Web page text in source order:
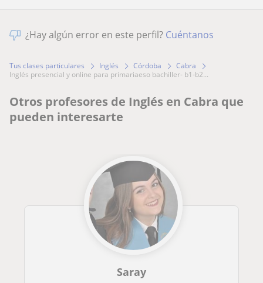
¿Hay algún error en este perfil? Cuéntanos
Tus clases particulares Inglés Córdoba
Cabra
inglés presencial y online para primariaeso bachiller- b1-b2...
Otros profesores de Inglés en Cabra que
pueden interesarte
Saray